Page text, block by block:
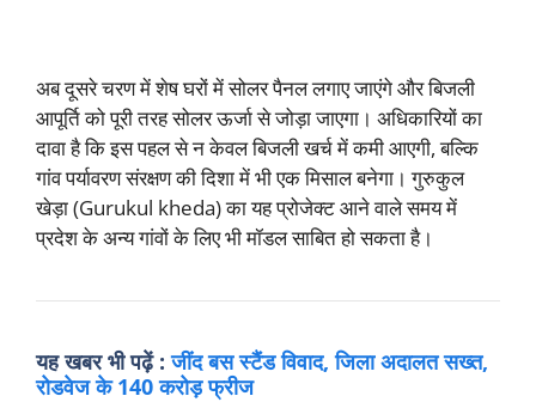
अब दूसरे चरण में शेष घरों में सोलर पैनल लगाए जाएंगे और बिजली
आपूर्ति को पूरी तरह सोलर ऊर्जा से जोड़ा जाएगा। अधिकारियों का
दावा है कि इस पहल से न केवल बिजली खर्च में कमी आएगी, बल्कि
गांव पर्यावरण संरक्षण की दिशा में भी एक मिसाल बनेगा। गुरुकुल
खेड़ा (Gurukul kheda) का यह प्रोजेक्ट आने वाले समय में
प्रदेश के अन्य गांवों के लिए भी मॉडल साबित हो सकता है।
यह खबर भी पढ़ें :जींद बस स्टैंड विवाद, जिला अदालत सख्त,
रोडवेज के 140 करोड़ फ्रीज